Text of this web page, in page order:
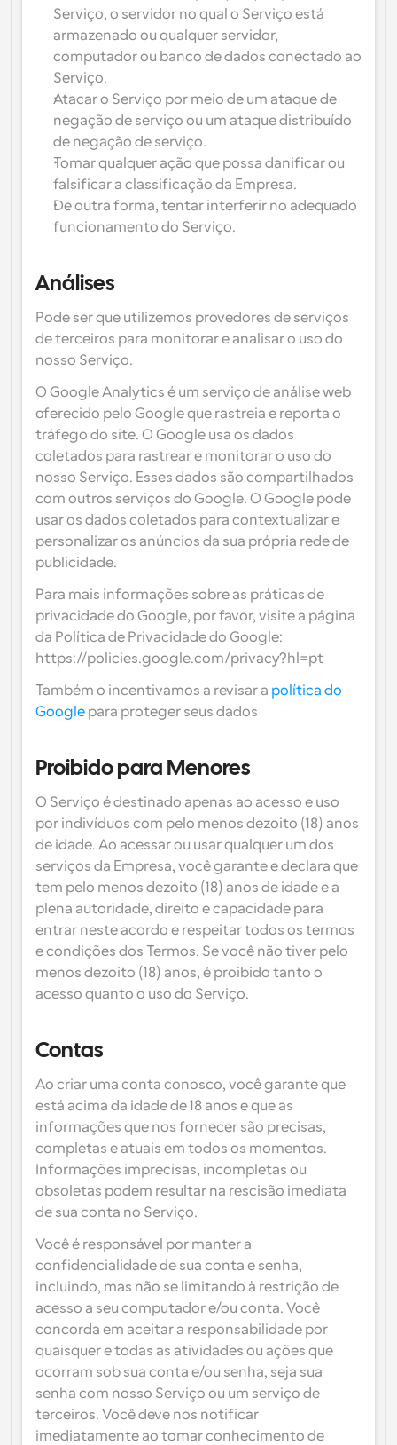
Serviço, o servidor no qual o Serviço está
armazenado ou qualquer servidor,
computador ou banco de dados conectado ao
Serviço.
Atacar o Serviço por meio de um ataque de
negação de serviço ou um ataque distribuído
de negação de serviço.
Tomar qualquer ação que possa danificar ou
falsificar a classificação da Empresa.
De outra forma, tentar interferir no adequado
funcionamento do Serviço.
Análises
Pode ser que utilizemos provedores de serviços
de terceiros para monitorar e analisar o uso do
nosso Serviço.
O Google Analytics é um serviço de análise web
oferecido pelo Google que rastreia e reporta o
tráfego do site. O Google usa os dados
coletados para rastrear e monitorar o uso do
nosso Serviço. Esses dados são compartilhados
com outros serviços do Google. O Google pode
usar os dados coletados para contextualizar e
personalizar os anúncios da sua própria rede de
publicidade.
Para mais informações sobre as práticas de
privacidade do Google, por favor, visite a página
da Política de Privacidade do Google:
https://policies.google.com/privacy?hl=pt
Também o incentivamos a revisar a política do
Google para proteger seus dados
Proibido para Menores
O Serviço é destinado apenas ao acesso e uso
por indivíduos com pelo menos dezoito (18) anos
de idade. Ao acessar ou usar qualquer um dos
serviços da Empresa, você garante e declara que
tem pelo menos dezoito (18) anos de idade e a
plena autoridade, direito e capacidade para
entrar neste acordo e respeitar todos os termos
e condições dos Termos. Se você não tiver pelo
menos dezoito (18) anos, é proibido tanto o
acesso quanto o uso do Serviço.
Contas
Ao criar uma conta conosco, você garante que
está acima da idade de 18 anos e que as
informações que nos fornecer são precisas,
completas e atuais em todos os momentos.
Informações imprecisas, incompletas ou
obsoletas podem resultar na rescisão imediata
de sua conta no Serviço.
Você é responsável por manter a
confidencialidade de sua conta e senha,
incluindo, mas não se limitando à restrição de
acesso a seu computador e/ou conta. Você
concorda em aceitar a responsabilidade por
quaisquer e todas as atividades ou ações que
ocorram sob sua conta e/ou senha, seja sua
senha com nosso Serviço ou um serviço de
terceiros. Você deve nos notificar
imediatamente ao tomar conhecimento de